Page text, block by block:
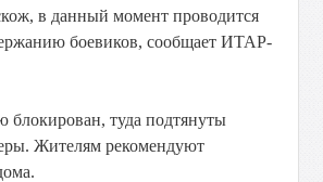
в данный момент проводится
боевиков, сообщает ИТАР-
блокирован, туда подтянуты
Жителям рекомендуют